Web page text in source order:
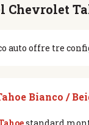
Chevrolet
auto offre tre
Bianco /
standard